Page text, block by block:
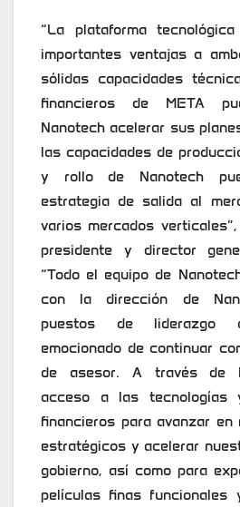
“La plataforma
importantes ventajas a
sólidas capacidades
financieros de META
Nanotech acelerar sus
las capacidades de
y rollo de Nanotech
estrategia de salida al
varios mercados
presidente y director
“Todo el equipo de
con la dirección de
puestos de liderazgo
emocionado de continuar
de asesor. A través de
acceso a las
financieros para avanzar
estratégicos y acelerar
gobierno, así como para
películas finas funcionales